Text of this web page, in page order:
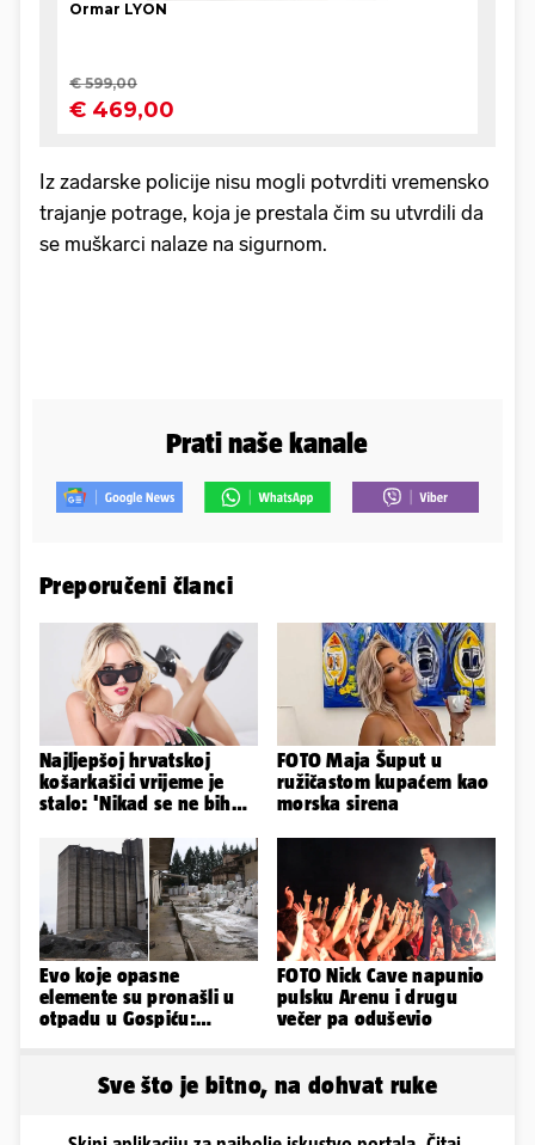
Iz zadarske policije nisu mogli potvrditi vremensko
trajanje potrage, koja je prestala čim su utvrdili da
se muškarci nalaze na sigurnom.
Prati naše kanale
Preporučeni članci
Najljepšoj hrvatskoj
košarkašici vrijeme je
stalo: 'Nikad se ne bih
Playboy...'
FOTO Maja Šuput u
ružičastom kupaćem kao
morska sirena
Evo koje opasne
elemente su pronašli u
otpadu u Gospiću:
FOTO Nick Cave napunio
pulsku Arenu i drugu
večer pa oduševio
Sve što je bitno, na dohvat ruke